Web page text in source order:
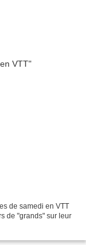
de samedi en VTT
de "grands" sur leur